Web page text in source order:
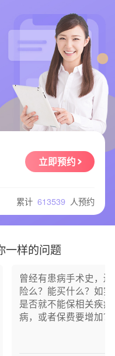
立即预约
累计 613539 人预约
一样的问题
曾经有患病手术史，
险么？能买什么？如
是否就不能保相关疾
病，或者保费要增加？